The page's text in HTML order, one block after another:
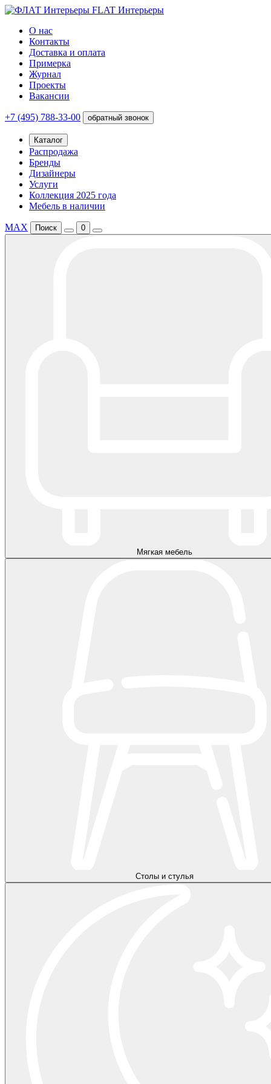
FLAT Интерьеры
О нас
Контакты
Доставка и оплата
Примерка
Журнал
Проекты
Вакансии
+7 (495) 788-33-00 обратный звонок
Каталог
Распродажа
Бренды
Дизайнеры
Услуги
Коллекция 2025 года
Мебель в наличии
MAX Поиск 0
Мягкая мебель
Столы и стулья